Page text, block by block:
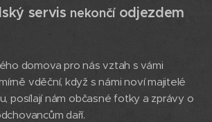
servis nekončíodjezdem
domova pro nás vztah s vámi
vděční, když s námi noví majitelé
posílají nám občasné fotky a zprávy o
daří.